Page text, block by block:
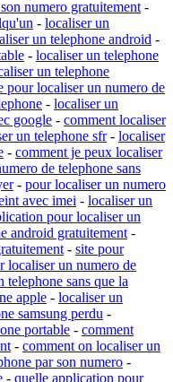
numero gratuitement -
- localiser un
un telephone android -
- localiser un telephone
un telephone
pour localiser un numero de
- localiser un
google - comment localiser
un telephone sfr- localiser
- comment je peux localiser
de telephone sans
- pour localiser un numero
avec imei - localiser un
pour localiser un
android gratuitement -
- site pour
localiser un numero de
telephone sans que la
apple - localiser un
samsung perdu -
portable - comment
- comment on localiser un
par son numero -
- quelle application pour